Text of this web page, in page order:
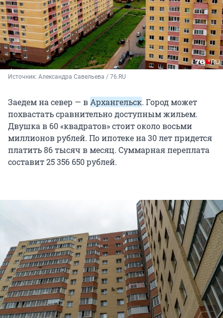
Источник: Александра Савельева / 76.RU
Заедем на север — в Архангельск. Город может
похвастать сравнительно доступным жильем.
Двушка в 60 «квадратов» стоит около восьми
миллионов рублей. По ипотеке на 30 лет придется
платить 86 тысяч в месяц. Суммарная переплата
составит 25 356 650 рублей.